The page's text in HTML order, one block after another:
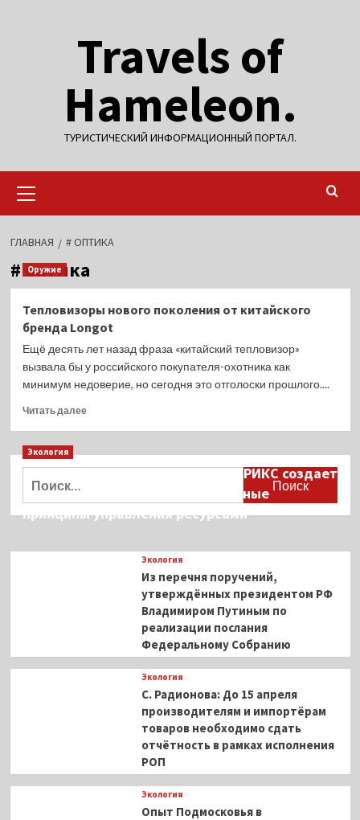
Travels of
Hameleon.
ТУРИСТИЧЕСКИЙ ИНФОРМАЦИОННЫЙ ПОРТАЛ.
меню
ГЛАВНАЯ # ОПТИКА
# оптика
Оружие
Тепловизоры нового поколения от китайского
бренда Longot
Ещё десять лет назад фраза «китайский тепловизор»
вызвала бы у российского покупателя-охотника как
минимум недоверие, но сегодня это отголоски прошлого....
Читать далееПрочитать
Тепловизоры
нового
от
китайского
Экология
Дмитрий Кобылкин: площадка БРИКС создает
возможность сформировать единые
принципы управления ресурсами
Экология
Из перечня поручений,
утверждённых президентом РФ
Владимиром Путиным по
реализации послания
Федеральному Собранию
Экология
С. Радионова: До 15 апреля
производителям и импортёрам
товаров необходимо сдать
отчётность в рамках исполнения
РОП
Экология
Опыт Подмосковья в